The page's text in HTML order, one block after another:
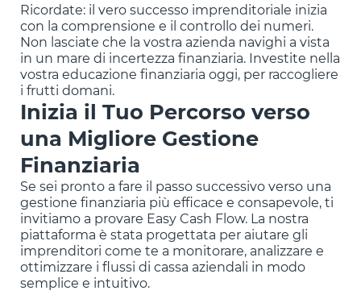
Ricordate: il vero successo imprenditoriale inizia
con la comprensione e il controllo dei numeri.
Non lasciate che la vostra azienda navighi a vista
in un mare di incertezza finanziaria. Investite nella
vostra educazione finanziaria oggi, per raccogliere
i frutti domani.
Inizia il Tuo Percorso verso
una Migliore Gestione
Finanziaria
Se sei pronto a fare il passo successivo verso una
gestione finanziaria più efficace e consapevole, ti
invitiamo a provare Easy Cash Flow. La nostra
piattaforma è stata progettata per aiutare gli
imprenditori come te a monitorare, analizzare e
ottimizzare i flussi di cassa aziendali in modo
semplice e intuitivo.